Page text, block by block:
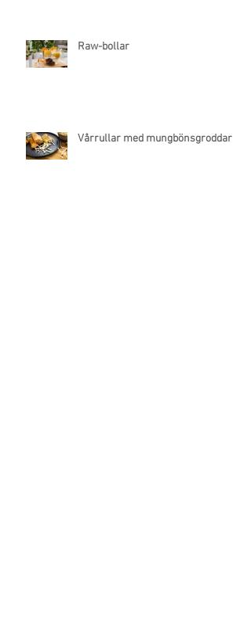
Raw-bollar
Vårrullar med mungbönsgroddar